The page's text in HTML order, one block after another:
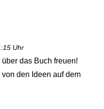
Uhr
das Buch freuen!
den Ideen auf dem